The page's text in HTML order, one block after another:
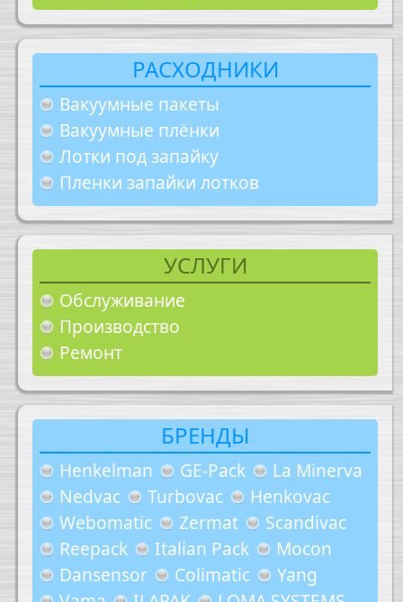
РАСХОДНИКИ
Вакуумные пакеты
Вакуумные плёнки
Лотки под запайку
Пленки запайки лотков
УСЛУГИ
Обслуживание
Производство
Ремонт
БРЕНДЫ
Henkelman GE-Pack
La Minerva
Nedvac
Turbovac
Henkovac
Webomatic
Zermat
Scandivac
Reepack
Italian Pack
Mocon
Dansensor
Colimatic
Yang